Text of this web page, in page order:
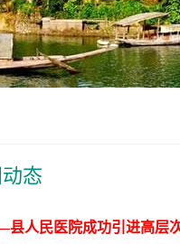
态
人民医院成功引进高层